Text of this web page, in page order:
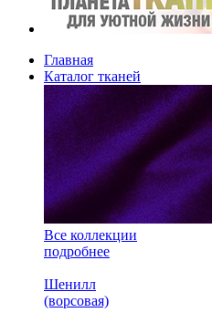
Главная
Каталог тканей
Все коллекции
подробнее
Шенилл
(ворсовая)